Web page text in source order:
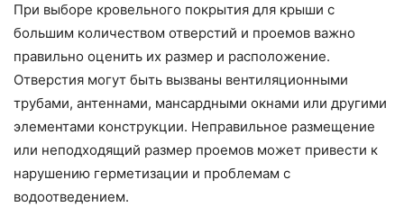
При выборе кровельного покрытия для крыши с
большим количеством отверстий и проемов важно
правильно оценить их размер и расположение.
Отверстия могут быть вызваны вентиляционными
трубами, антеннами, мансардными окнами или другими
элементами конструкции. Неправильное размещение
или неподходящий размер проемов может привести к
нарушению герметизации и проблемам с
водоотведением.